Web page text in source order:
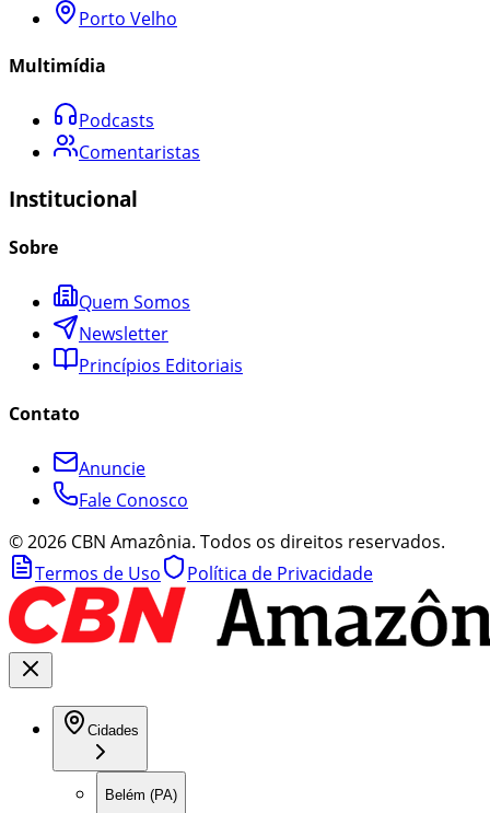
Porto Velho
Multimídia
Podcasts
Comentaristas
Institucional
Sobre
Quem Somos
Newsletter
Princípios Editoriais
Contato
Anuncie
Fale Conosco
©2026 CBN Amazônia. Todos os direitos reservados.
Termos de Uso
Política de Privacidade
Cidades
Belém (PA)